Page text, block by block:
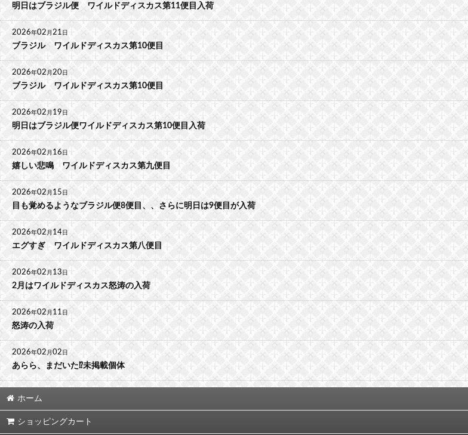
明日はブラジル便 ワイルドディスカス第11便目入荷
2026年02 月 21 日
ブラジル ワイルドディスカス第10便目
2026年02 月 20 日
ブラジル ワイルドディスカス第10便目
2026年02 月 19 日
明日はブラジル便ワイルドディスカス第10便目入荷
2026年02 月 16 日
嬉しい悲鳴 ワイルドディスカス第九便目
2026年02 月 15 日
目も覚めるようなブラジル便8便目、、さらに明日は9便目が入荷
2026年02 月 14 日
エグすぎ ワイルドディスカス第八便目
2026年02 月 13 日
2月はワイルドディスカス怒涛の入荷
2026年02 月 11 日
怒涛の入荷
2026年02 月 02 日
あらら、まだいた⁉️未掲載個体
ホーム
ショッピングカート